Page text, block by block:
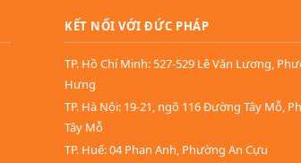
KẾT NỐI VỚI ĐỨC PHÁP
TP. Hồ Chí Minh: 527-529 Lê Văn Lương,
Hưng
TP. Hà Nội: 19-21, ngõ 116 Đường Tây Mỗ,
Tây Mỗ
TP. Huế: 04 Phan Anh, Phường An Cựu